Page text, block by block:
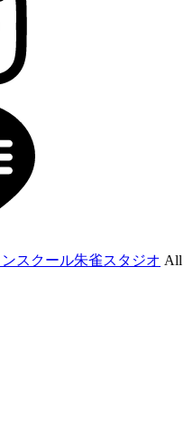
スクール朱雀スタジオ All